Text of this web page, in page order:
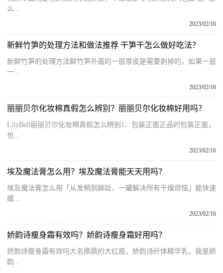
么...
2023/02/16
新鲜竹笋的处理方法和做法推荐 干笋干怎么做好吃法？
新鲜竹笋的处理方法鲜竹笋外面的一层厚皮是需要剥掉的，如果一层
一...
2023/02/16
丽丽贝尔化妆棉真假怎么辨别？丽丽贝尔化妆棉好用吗？
LilyBell丽丽贝尔化妆棉真假怎么辨别1、包装正面正品的包装正面，
也...
2023/02/16
埃及魔法膏怎么用？埃及魔法膏能天天用吗？
埃及魔法膏怎么用「从发稍到脚趾，一罐解决所有干燥烦恼」能快速
缓...
2023/02/16
娇韵诗瘦身霜有效吗？娇韵诗瘦身霜好用吗？
娇韵诗瘦身霜有效吗大名鼎鼎的大红瓶，娇韵诗纤体精华乳，我是娇
韵...